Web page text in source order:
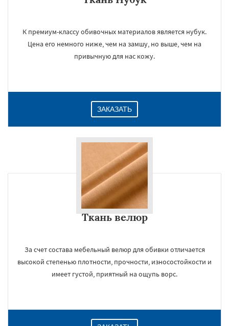
К премиум-классу обивочных материалов является нубук.
Цена его немного ниже, чем на замшу, но выше, чем на
привычную для нас кожу.
ЗАКАЗАТЬ
Ткань велюр
За счет состава мебельный велюр для обивки отличается
высокой степенью плотности, прочности, износостойкости и
имеет густой, приятный на ощупь ворс.